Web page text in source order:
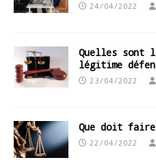
24/04/2022
Quelles sont
légitime
23/04/2022
Que doit
22/04/2022